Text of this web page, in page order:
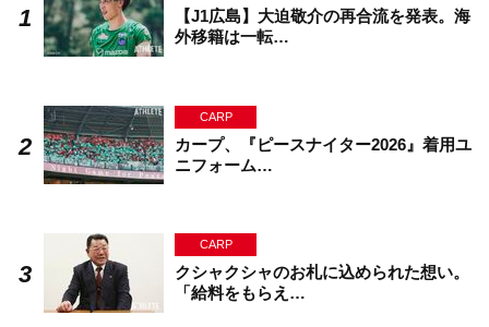
【J1広島】大迫敬介の再合流を発表。海
外移籍は一転…
CARP
カープ、『ピースナイター2026』着用ユ
ニフォーム…
CARP
クシャクシャのお札に込められた想い。
「給料をもらえ…